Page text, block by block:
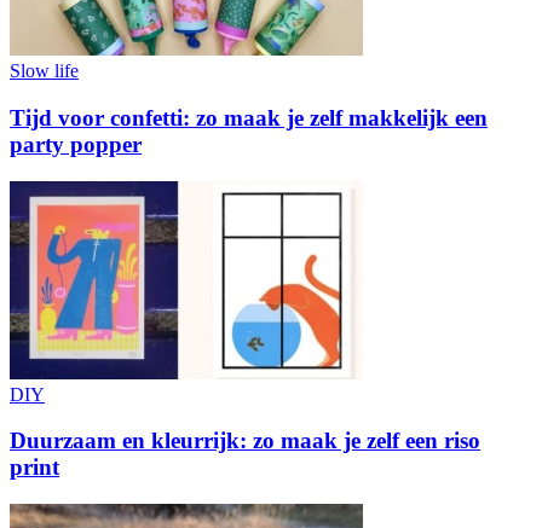
Slow life
Tijd voor confetti: zo maak je zelf makkelijk een
party popper
DIY
Duurzaam en kleurrijk: zo maak je zelf een riso
print